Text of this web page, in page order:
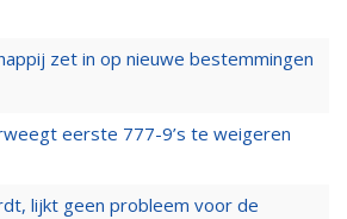
zet in op nieuwe bestemmingen
eerste 777-9’s te weigeren
lijkt geen probleem voor de